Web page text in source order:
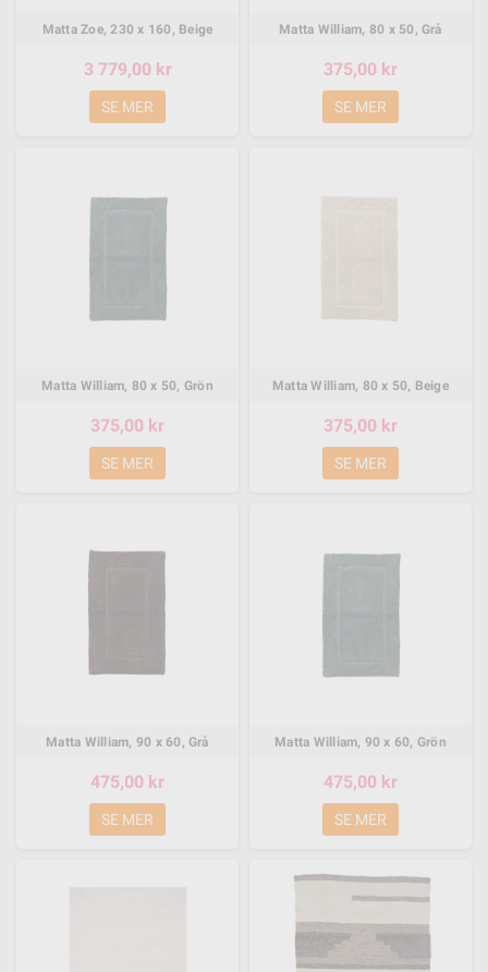
Matta Zoe, 230 x 160, Beige
3 779,00 kr
SE MER
Matta William, 80 x 50, Grå
375,00 kr
SE MER
Matta William, 80 x 50, Grön
375,00 kr
SE MER
Matta William, 80 x 50, Beige
375,00 kr
SE MER
Matta William, 90 x 60, Grå
475,00 kr
SE MER
Matta William, 90 x 60, Grön
475,00 kr
SE MER